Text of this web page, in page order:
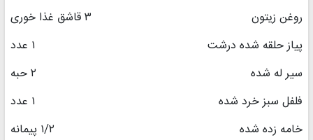
روغن زیتون
۳ قاشق غذا خوری
پیاز حلقه شده درشت
۱ عدد
سیر له شده
۲ حبه
فلفل سبز خرد شده
۱ عدد
خامه زده شده
۱/۲ پیمانه